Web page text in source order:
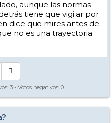
aunque las normas
tiene que vigilar por
dice que mires antes de
no es una trayectoria
3 - Votos negativos: 0